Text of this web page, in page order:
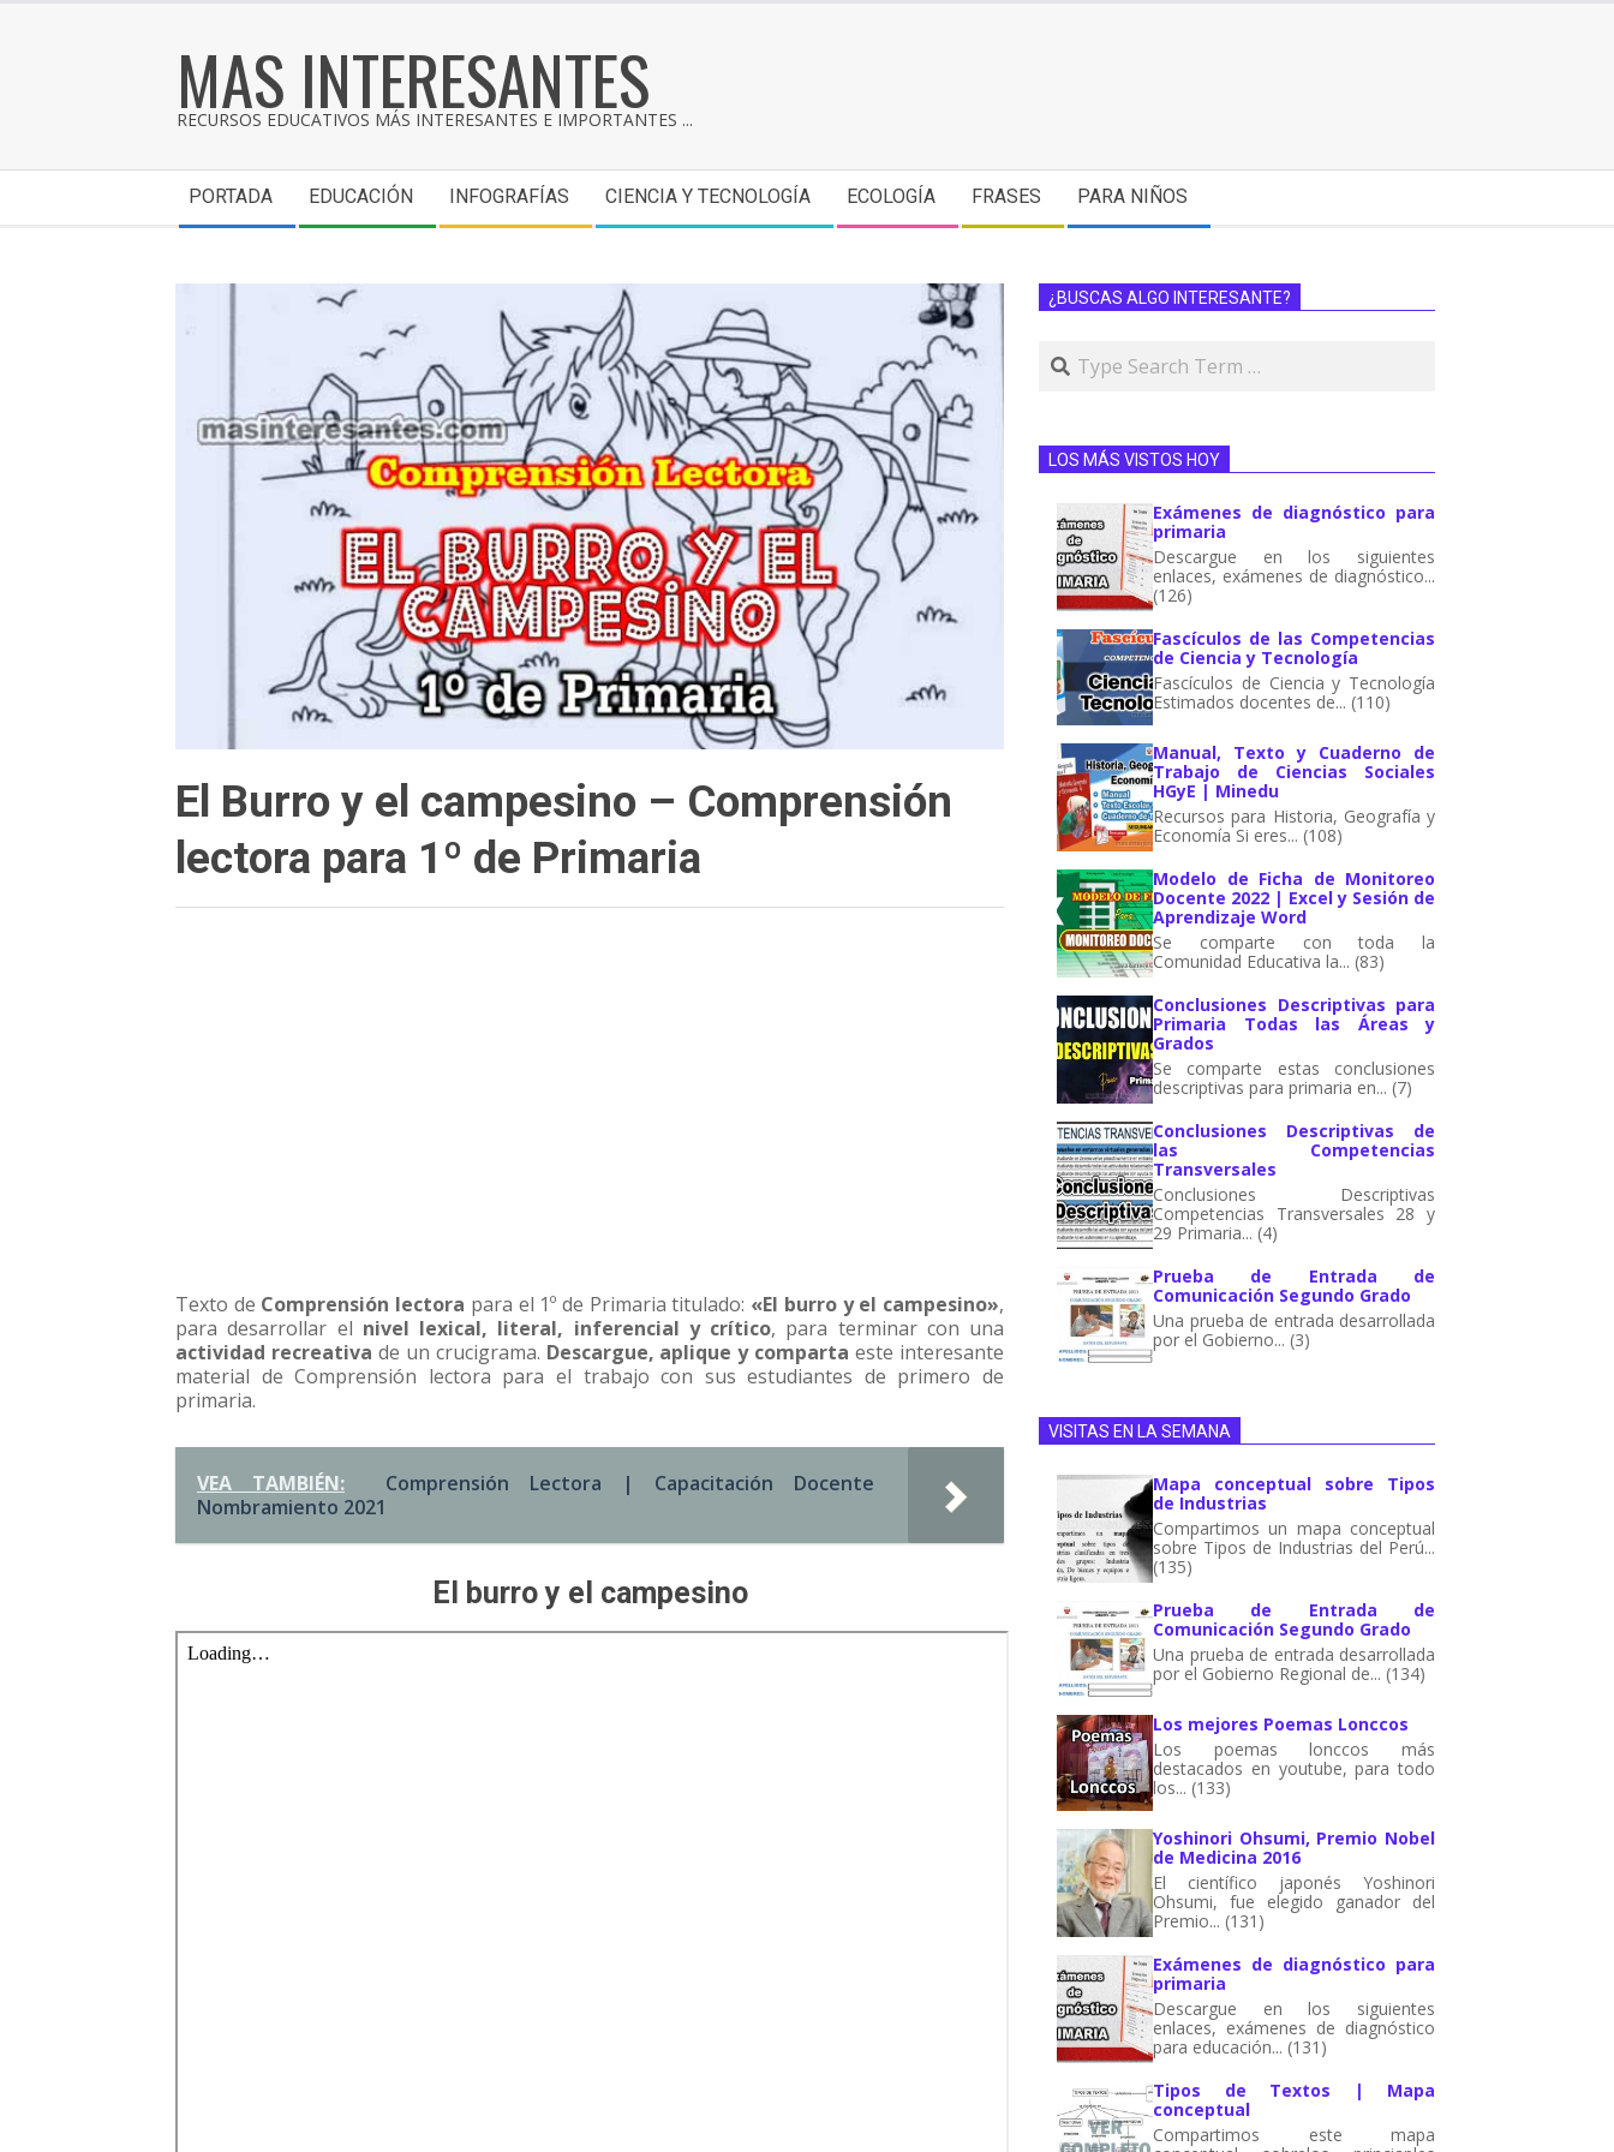
MAS INTERESANTES
RECURSOS EDUCATIVOS MÁS INTERESANTES E IMPORTANTES ...
PORTADA EDUCACIÓN INFOGRAFÍAS CIENCIA Y TECNOLOGÍA ECOLOGÍA FRASES PARA NIÑOS
El Burro y el campesino – Comprensión
lectora para 1º de Primaria
Texto de Comprensión lectora para el 1º de Primaria titulado: «El burro y el campesino»,
para desarrollar el nivel lexical, literal, inferencial y crítico, para terminar con una
actividad recreativa de un crucigrama. Descargue, aplique y comparta este interesante
material de Comprensión lectora para el trabajo con sus estudiantes de primero de
primaria.
VEA TAMBIÉN:
Comprensión Lectora | Capacitación Docente
Nombramiento 2021
El burro y el campesino
¿BUSCAS ALGO INTERESANTE?
LOS MÁS VISTOS HOY
Exámenes de diagnóstico para
primaria
Descargue en los siguientes
enlaces, exámenes de diagnóstico...
(126)
Fascículos de las Competencias
de Ciencia y Tecnología
Fascículos de Ciencia y Tecnología
Estimados docentes de... (110)
Manual, Texto y Cuaderno de
Trabajo de Ciencias Sociales
HGyE | Minedu
Recursos para Historia, Geografía y
Economía Si eres... (108)
Modelo de Ficha de Monitoreo
Docente 2022 | Excel y Sesión de
Aprendizaje Word
Se comparte con toda la
Comunidad Educativa la... (83)
Conclusiones Descriptivas para
Primaria Todas las Áreas y
Grados
Se comparte estas conclusiones
descriptivas para primaria en... (7)
Conclusiones Descriptivas de
las Competencias
Transversales
Conclusiones Descriptivas
Competencias Transversales 28 y
29 Primaria... (4)
Prueba de Entrada de
Comunicación Segundo Grado
Una prueba de entrada desarrollada
por el Gobierno... (3)
VISITAS EN LA SEMANA
Mapa conceptual sobre Tipos
de Industrias
Compartimos un mapa conceptual
sobre Tipos de Industrias del Perú...
(135)
Prueba de Entrada de
Comunicación Segundo Grado
Una prueba de entrada desarrollada
por el Gobierno Regional de... (134)
Los mejores Poemas Lonccos
Los poemas lonccos más
destacados en youtube, para todo
los... (133)
Yoshinori Ohsumi, Premio Nobel
de Medicina 2016
El científico japonés Yoshinori
Ohsumi, fue elegido ganador del
Premio... (131)
Exámenes de diagnóstico para
primaria
Descargue en los siguientes
enlaces, exámenes de diagnóstico
para educación... (131)
Tipos de Textos | Mapa
conceptual
Compartimos este mapa